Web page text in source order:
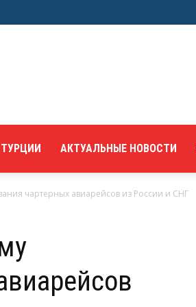
АКТУАЛЬНЫЕ НОВОСТИ
чартерных авиарейсов из России и СНГ